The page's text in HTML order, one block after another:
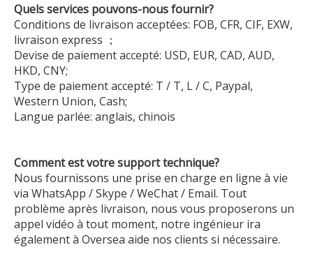
Quels services pouvons-nous fournir?
Conditions de livraison acceptées: FOB, CFR, CIF, EXW,
livraison express ；
Devise de paiement accepté: USD, EUR, CAD, AUD,
HKD, CNY;
Type de paiement accepté: T / T, L / C, Paypal,
Western Union, Cash;
Langue parlée: anglais, chinois
Comment est votre support technique?
Nous fournissons une prise en charge en ligne à vie
via WhatsApp / Skype / WeChat / Email. Tout
problème après livraison, nous vous proposerons un
appel vidéo à tout moment, notre ingénieur ira
également à Oversea aide nos clients si nécessaire.